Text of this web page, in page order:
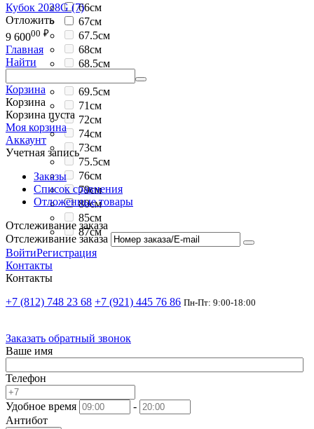
66см
67см
67.5см
68см
68.5см
69.5см
71см
72см
74см
73см
75.5см
76см
79см
80см
85см
87см
Кубок 2028G (7)
Отложить
9 60000 ₽
Главная
Найти
Корзина
Корзина
Корзина пуста
Моя корзина
Аккаунт
Учетная запись
Заказы
Список сравнения
Отложенные товары
Отслеживание заказа
Отслеживание заказа
ВойтиРегистрация
Контакты
Контакты
+7 (812) 748 23 68 +7 (921) 445 76 86 Пн-Пт: 9:00-18:00
Заказать обратный звонок
Ваше имя
Телефон
Удобное время
-
Антибот